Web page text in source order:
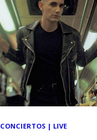
CONCIERTOS | LIVE